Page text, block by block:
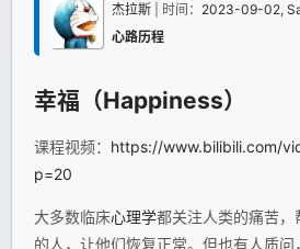
杰拉斯 | 时间： 2023-09-02,
心路历程
幸福（Happiness）
课程视频： https://www.bilibili.com/
p=20
大多数临床心理学都关注人类的痛苦
的人，让他们恢复正常。但也有人质问，